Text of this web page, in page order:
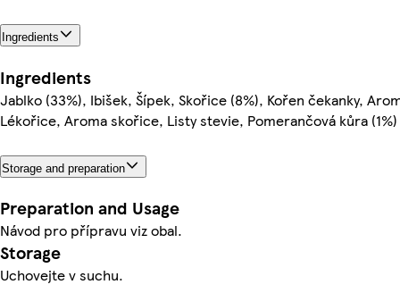
Ingredients
Ingredients
Jablko (33%), Ibišek, Šípek, Skořice (8%), Kořen čekanky,
Lékořice, Aroma skořice, Listy stevie, Pomerančová kůra (1%)
Storage and preparation
Preparation and Usage
Návod pro přípravu viz obal.
Storage
Uchovejte v suchu.